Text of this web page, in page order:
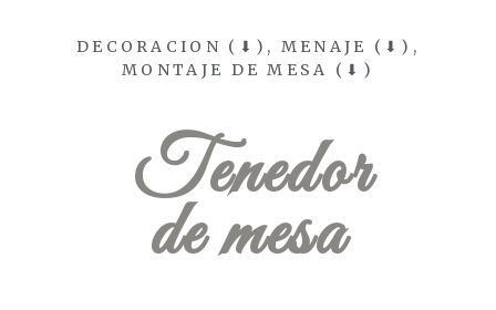
DECORACION (⬇) , MENAJE (⬇) ,
MONTAJE DE MESA (⬇)
Tenedor
de mesa